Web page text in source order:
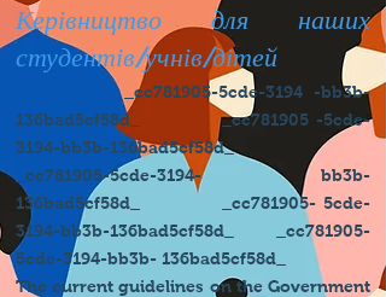
Керівництво для наших
студентів/учнів/дітей
_cc781905-5cde-3194 -bb3b-
136bad5cf58d_ _cc781905 -5cde-
3194-bb3b-136bad5cf58d_
_cc781905-5cde-3194- bb3b-
136bad5cf58d_ _cc781905- 5cde-
3194-bb3b-136bad5cf58d_ _cc781905-
5cde-3194-bb3b- 136bad5cf58d_
The current guidelines on the Government